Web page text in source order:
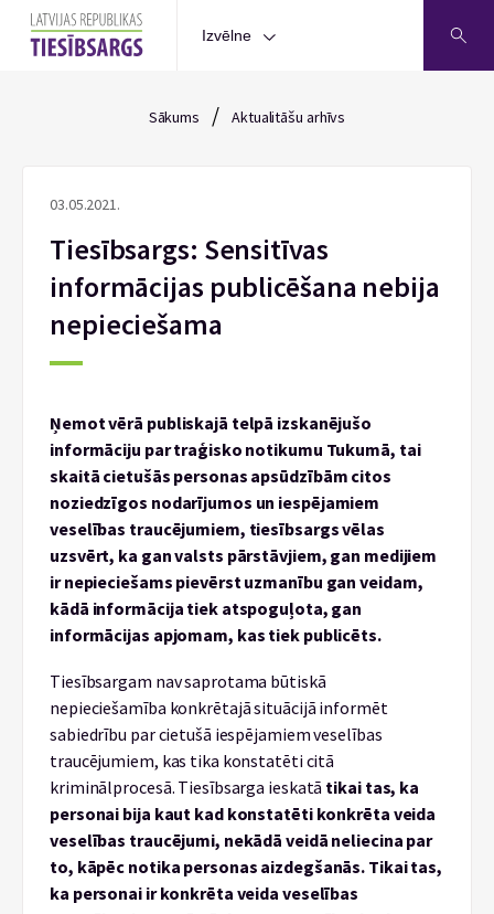
Izvēlne
Sākums / Aktualitāšu arhīvs
03.05.2021.
Tiesībsargs: Sensitīvas
informācijas publicēšana nebija
nepieciešama
Ņemot vērā publiskajā telpā izskanējušo
informāciju par traģisko notikumu Tukumā, tai
skaitā cietušās personas apsūdzībām citos
noziedzīgos nodarījumos un iespējamiem
veselības traucējumiem, tiesībsargs vēlas
uzsvērt, ka gan valsts pārstāvjiem, gan medijiem
ir nepieciešams pievērst uzmanību gan veidam,
kādā informācija tiek atspoguļota, gan
informācijas apjomam, kas tiek publicēts.
Tiesībsargam nav saprotama būtiskā
nepieciešamība konkrētajā situācijā informēt
sabiedrību par cietušā iespējamiem veselības
traucējumiem, kas tika konstatēti citā
kriminālprocesā. Tiesībsarga ieskatā tikai tas, ka
personai bija kaut kad konstatēti konkrēta veida
veselības traucējumi, nekādā veidā neliecina par
to, kāpēc notika personas aizdegšanās. Tikai tas,
ka personai ir konkrēta veida veselības